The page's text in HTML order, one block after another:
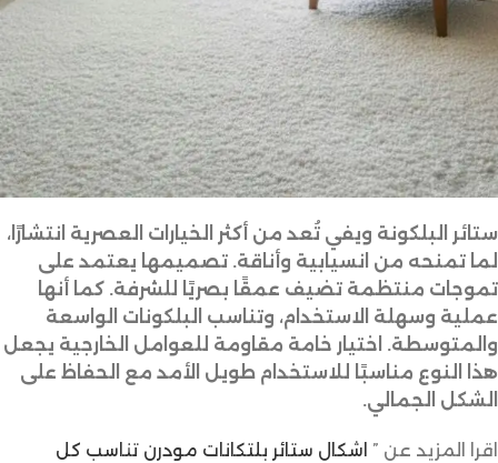
ستائر البلكونة ويفي تُعد من أكثر الخيارات العصرية انتشارًا،
لما تمنحه من انسيابية وأناقة. تصميمها يعتمد على
تموجات منتظمة تضيف عمقًا بصريًا للشرفة. كما أنها
عملية وسهلة الاستخدام، وتناسب البلكونات الواسعة
والمتوسطة. اختيار خامة مقاومة للعوامل الخارجية يجعل
هذا النوع مناسبًا للاستخدام طويل الأمد مع الحفاظ على
الشكل الجمالي.
اقرا المزيد عن ” اشكال ستائر بلتكانات مودرن تناسب كل